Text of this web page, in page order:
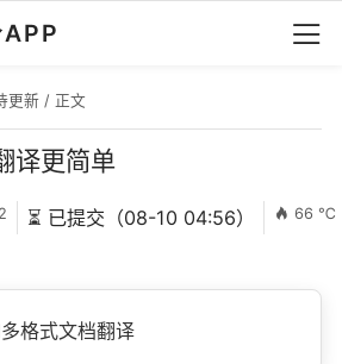
更新 / 正文
译更简单
⏳ 已提交（08-10 04:56） 66 ℃
格式文档翻译